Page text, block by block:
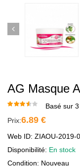
AG Masque
Basé sur
Prix:6.89 €
Web ID: ZIAOU-2019-
Disponibilité: En stock
Condition: Nouveau